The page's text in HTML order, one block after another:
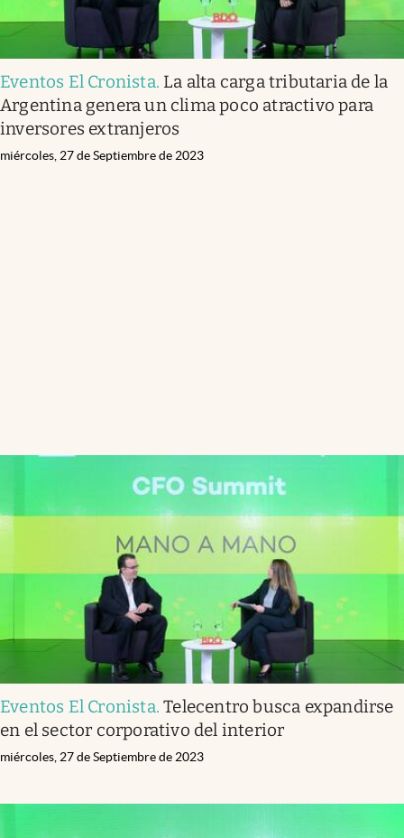
Eventos El Cronista. La alta carga tributaria de la
Argentina genera un clima poco atractivo para
inversores extranjeros
miércoles, 27 de Septiembre de 2023
Eventos El Cronista.Telecentro busca expandirse
en el sector corporativo del interior
miércoles, 27 de Septiembre de 2023